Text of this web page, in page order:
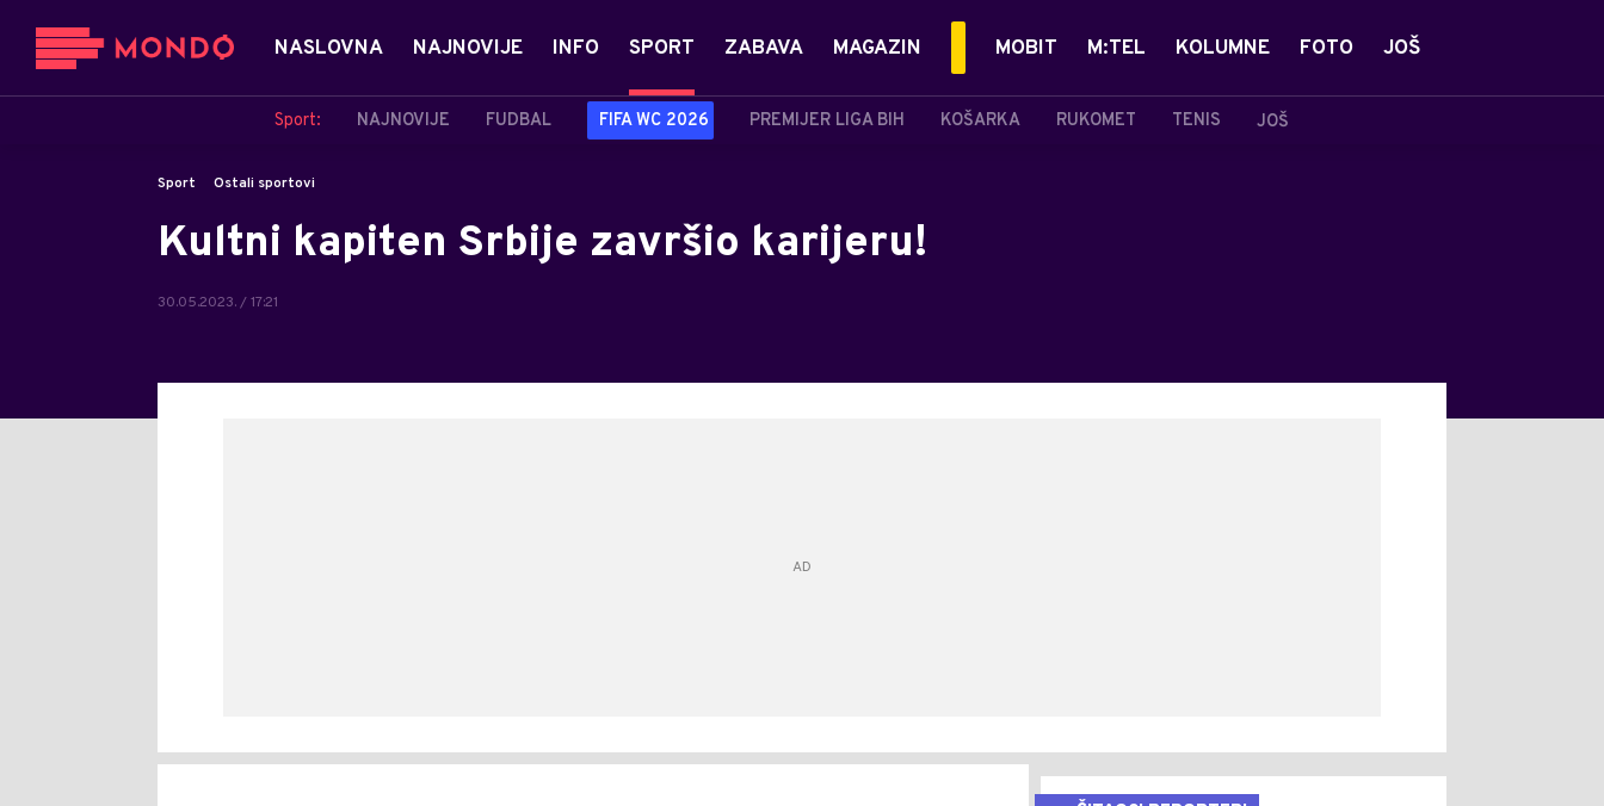
NASLOVNA NAJNOVIJE INFO SPORT
Sport: NAJNOVIJE FUDBAL FIFA WC 2026 PREMIJER LIGA BIH KOŠARKA RUKOMET TENIS JOŠ
ZABAVA MAGAZIN MOBIT M:TEL KOLUMNE FOTO JOŠ
Sport Ostali sportovi
Kultni kapiten Srbije završio karijeru!
30.05.2023. / 17:21